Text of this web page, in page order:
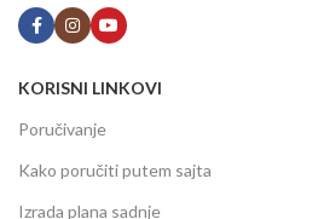
KORISNI LINKOVI
Poručivanje
Kako poručiti putem sajta
Izrada plana sadnje